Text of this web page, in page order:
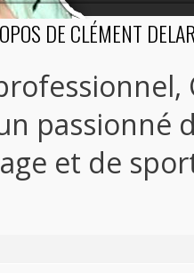
DE CLÉMENT
passionné
et de